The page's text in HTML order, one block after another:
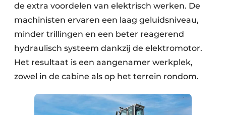
de extra voordelen van elektrisch werken. De
machinisten ervaren een laag geluidsniveau,
minder trillingen en een beter reagerend
hydraulisch systeem dankzij de elektromotor.
Het resultaat is een aangenamer werkplek,
zowel in de cabine als op het terrein rondom.